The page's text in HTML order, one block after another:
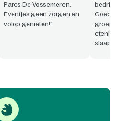
Parcs De Vossemeren.
Eventjes geen zorgen en
volop genieten!"
eten!